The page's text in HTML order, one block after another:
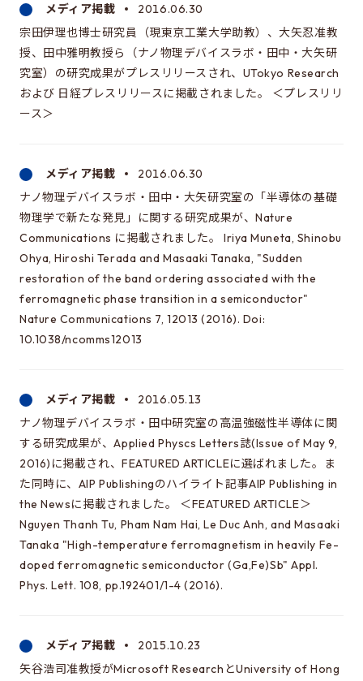
メディア掲載
2016.06.30
宗田伊理也博士研究員（現東京工業大学助教）、大矢忍准教
授、田中雅明教授ら（ナノ物理デバイスラボ・田中・大矢研
究室）の研究成果がプレスリリースされ、UTokyo Research
および 日経プレスリリースに掲載されました。 ＜プレスリリ
ース＞
メディア掲載
2016.06.30
ナノ物理デバイスラボ・田中・大矢研究室の「半導体の基礎
物理学で新たな発見」に関する研究成果が、Nature
Communications に掲載されました。 Iriya Muneta, Shinobu
Ohya, Hiroshi Terada and Masaaki Tanaka, "Sudden
restoration of the band ordering associated with the
ferromagnetic phase transition in a semiconductor"
Nature Communications 7, 12013 (2016). Doi:
10.1038/ncomms12013
メディア掲載
2016.05.13
ナノ物理デバイスラボ・田中研究室の高温強磁性半導体に関
する研究成果が、Applied Physcs Letters誌(Issue of May 9,
2016)に掲載され、FEATURED ARTICLEに選ばれました。ま
た同時に、AIP Publishingのハイライト記事AIP Publishing in
the Newsに掲載されました。 ＜FEATURED ARTICLE＞
Nguyen Thanh Tu, Pham Nam Hai, Le Duc Anh, and Masaaki
Tanaka "High-temperature ferromagnetism in heavily Fe-
doped ferromagnetic semiconductor (Ga,Fe)Sb" Appl.
Phys. Lett. 108, pp.192401/1-4 (2016).
メディア掲載
2015.10.23
矢谷浩司准教授がMicrosoft ResearchとUniversity of Hong